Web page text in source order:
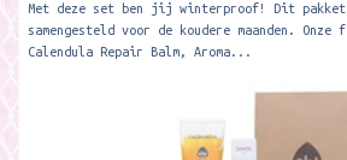
Met deze set ben jij winterproof! Dit
samengesteld voor de koudere maanden.
Calendula Repair Balm, Aroma...